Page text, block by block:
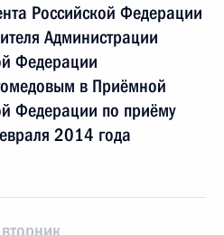
Российской Федерации
Администрации
Федерации
в Приёмной
Федерации по приёму
2014 года